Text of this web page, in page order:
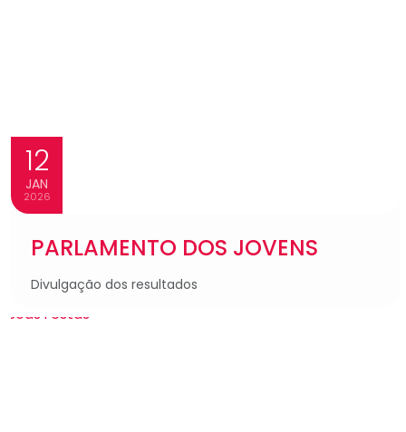
12
JAN
2026
PARLAMENTO DOS JOVENS
Divulgação dos resultados